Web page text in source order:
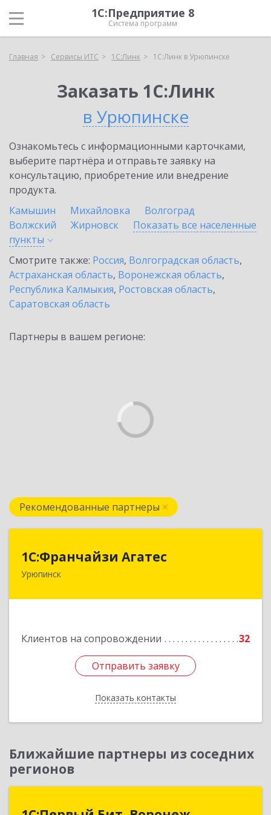
1С:Предприятие 8
Система программ
Главная Сервисы ИТС 1С:Линк 1С:Линк в Урюпинске
Заказать 1С:Линк
в Урюпинске
Ознакомьтесь с информационными карточками,
выберите партнёра и отправьте заявку на
консультацию, приобретение или внедрение
продукта.
Камышин
Михайловка
Волгоград
Волжский
Жирновск
Показать все населенные
пункты
Смотрите также: Россия, Волгоградская область,
Астраханская область, Воронежская область,
Республика Калмыкия, Ростовская область,
Саратовская область
Партнеры в вашем регионе:
Рекомендованные партнеры
1С:Франчайзи Агатес
Урюпинск
Клиентов на сопровождении 32
Отправить заявку
Показать контакты
403113, Волгоградская обл, Урюпинск г, Ленина
Отправить заявку
Назад
Ближайшие партнеры из соседних
регионов
1С:Первый Бит, Воронеж